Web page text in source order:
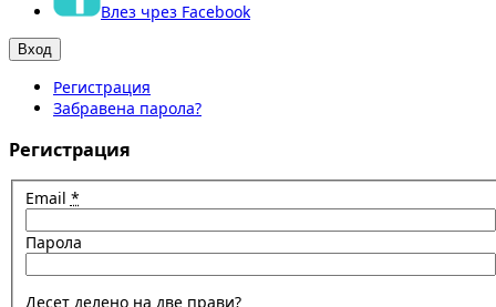
Влез чрез Facebook
Регистрация
Забравена парола?
Регистрация
Email *
Парола
Десет делено на две прави?